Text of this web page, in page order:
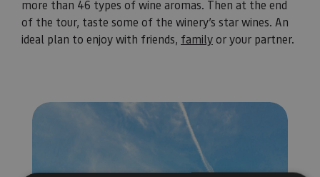
more than 46 types of wine aromas. Then at the end
of the tour, taste some of the winery’s star wines. An
ideal plan to enjoy with friends, familyor your partner.